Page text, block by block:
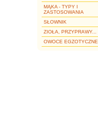
MĄKA - TYPY I
ZASTOSOWANIA
SŁOWNIK
ZIOŁA, PRZYPRAWY...
OWOCE EGZOTYCZNE